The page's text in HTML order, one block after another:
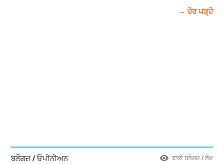
→ ਹੋਰ ਪੜ੍ਹੋ
ਬਲੌਗਜ਼ / ਓਪੀਨੀਅਨ ਬਾਕੀ ਬਲੌਗਜ਼ / ਲੇਖ